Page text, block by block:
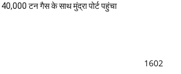
40,000 टन गैस के साथ मुंद्रा पोर्ट पहुंचा
1602